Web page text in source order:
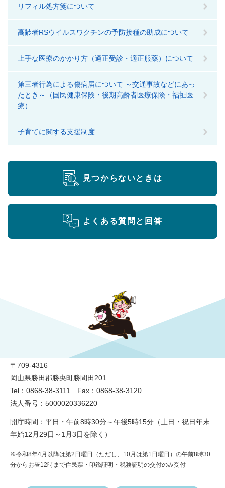
リフィル処方箋について
高齢者RSウイルスワクチンの予防接種の助成について
上手な医療のかかり方（適正受診・適正服薬）について
第三者行為による傷病届について ～交通事故などにあっ
たとき～（国民健康保険・後期高齢者医療保険・福祉医
療）
子育てに関する支援制度
見つからないときは
よくある質問と回答
〒709-4316
岡山県勝田郡勝央町勝間田201
Tel：0868-38-3111 Fax：0868-38-3120
法人番号：5000020336220
開庁時間：平日・午前8時30分～午後5時15分（土日・祝日年末
年始12月29日～1月3日を除く）
※令和8年4月以降は第2日曜日（ただし、10月は第1日曜日）の午前8時30
分からお昼12時まで住民票・印鑑証明・税務証明の交付のみ受付